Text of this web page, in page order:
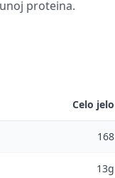
proteina.
Celo jelo
168
13g